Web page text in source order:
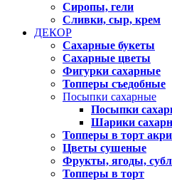
Сиропы, гели
Сливки, сыр, крем
ДЕКОР
Сахарные букеты
Сахарные цветы
Фигурки сахарные
Топперы съедобные
Посыпки сахарные
Посыпки
Шарики
Топперы в торт
Цветы сушеные
Фрукты, ягоды,
Топперы в торт